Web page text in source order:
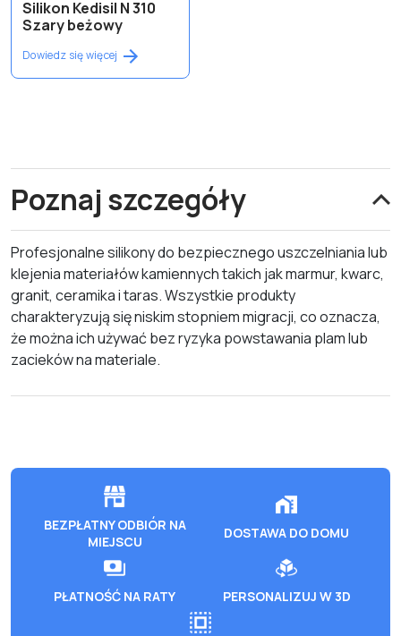
Silikon Kedisil N 310
Szary beżowy
Dowiedz się więcej
Poznaj szczegóły
Profesjonalne silikony do bezpiecznego uszczelniania lub
klejenia materiałów kamiennych takich jak marmur, kwarc,
granit, ceramika i taras. Wszystkie produkty
charakteryzują się niskim stopniem migracji, co oznacza,
że można ich używać bez ryzyka powstawania plam lub
zacieków na materiale.
BEZPŁATNY ODBIÓR NA
MIEJSCU
DOSTAWA DO DOMU
PŁATNOŚĆ NA RATY PERSONALIZUJ W 3D